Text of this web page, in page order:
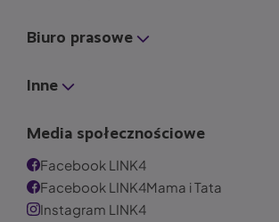
Biuro prasowe
Inne
Media społecznościowe
Facebook LINK4
Facebook LINK4Mama i Tata
Instagram LINK4